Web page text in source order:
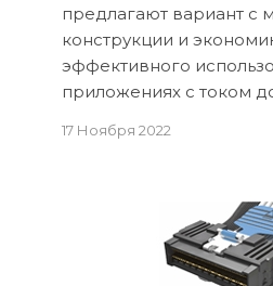
предлагают вариант c
конструкции и
эффективного
приложениях с током
17 Ноября 2022